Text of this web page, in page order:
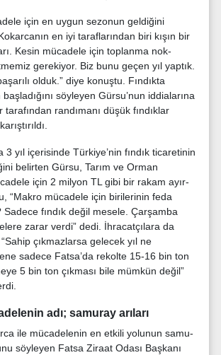
için en uygun sezonun geldiğini
en iyi taraflarından biri kışın bir
Kesin mücadele için toplanma nok­
gere­kiyor. Biz bunu geçen yıl yap­tık.
olduk.” diye konuştu. Fındık­ta
söyleyen Gürsu’nun iddiala­rına
tarafın­dan randımanı düşük fındıklar
3 yıl içeri­sinde Türkiye’nin fındık tica­retinin
be­lirten Gürsu, Tarım ve Orman
için 2 milyon TL gibi bir rakam ayır­
“Makro mücadele için birilerinin feda
Sadece fındık değil mesele. Çarşamba
zarar verdi” dedi. İhracatçılara da
çıkmazlarsa ge­lecek yıl ne
sadece Fatsa’da rekolte 15-16 bin ton
5 bin ton çıkması bile mümkün değil”
adı; samuray arıları
ile müca­delenin en etkili yolunun samu­
söyleyen Fatsa Ziraat Odası Başkanı